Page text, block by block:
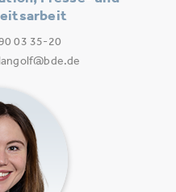
03 35-20